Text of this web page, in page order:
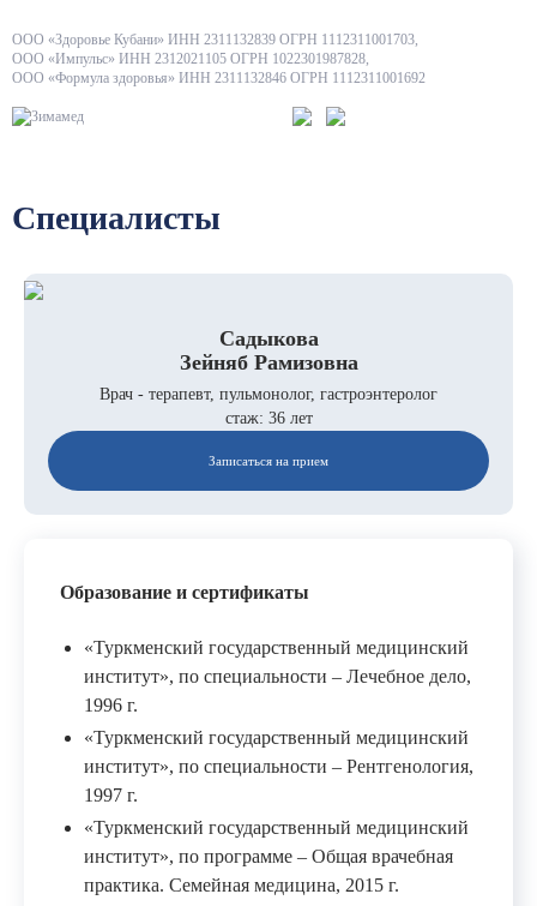
ООО «Здоровье Кубани» ИНН 2311132839 ОГРН 1112311001703,
ООО «Импульс» ИНН 2312021105 ОГРН 1022301987828,
ООО «Формула здоровья» ИНН 2311132846 ОГРН 1112311001692
Специалисты
Садыкова
Зейняб Рамизовна
Врач - терапевт, пульмонолог, гастроэнтеролог
стаж: 36 лет
Записаться на прием
Образование и сертификаты
«Туркменский государственный медицинский
институт», по специальности – Лечебное дело,
1996 г.
«Туркменский государственный медицинский
институт», по специальности – Рентгенология,
1997 г.
«Туркменский государственный медицинский
институт», по программе – Общая врачебная
практика. Семейная медицина, 2015 г.